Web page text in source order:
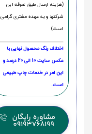
(هزینه ارسال طبق تعرفه این
شرکتها و به عهده مشتری گرامی
است)
اختلاف رنگ محصول نهایی با
عکس سایت 10 الی 20 درصد و
این امر در خدمات چاپ طبیعی
است.
مشاوره رایگان
09193768199